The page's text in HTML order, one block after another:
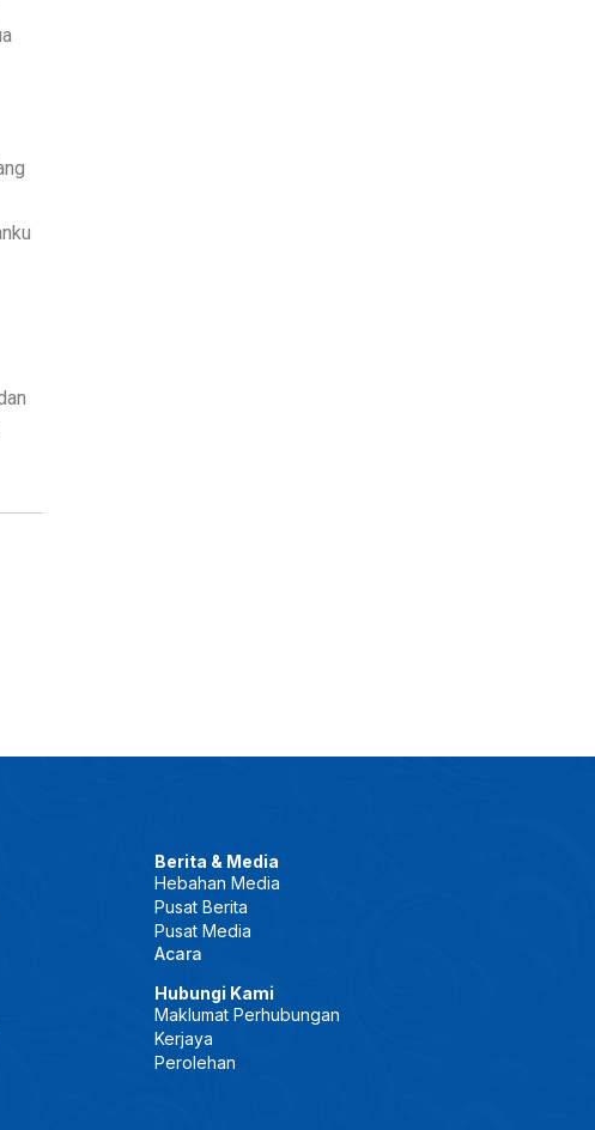
Berita & Media
Hebahan Media
Pusat Berita
Pusat Media
Acara
Hubungi Kami
Maklumat Perhubungan
Kerjaya
Perolehan